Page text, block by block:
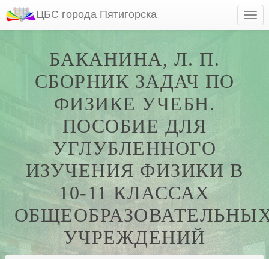
ЦБС города Пятигорска
БАКАНИНА, Л. П.
СБОРНИК ЗАДАЧ ПО
ФИЗИКЕ УЧЕБН.
ПОСОБИЕ ДЛЯ
УГЛУБЛЕННОГО
ИЗУЧЕНИЯ ФИЗИКИ В
10-11 КЛАССАХ
УЧРЕЖДЕНИЙ